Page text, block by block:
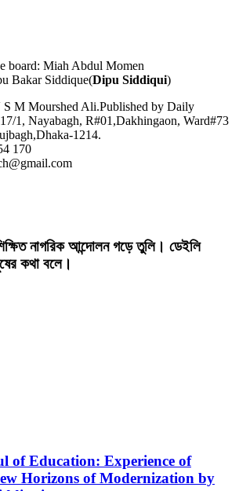
board: Miah Abdul Momen
Bakar Siddique(Dipu Siddiqui)
M Mourshed Ali.Published by Daily
1, Nayabagh, R#01,Dakhingaon, Ward#73
1214.
170
নাগরিক আন্দোলন গড়ে তুলি। ডেইলি
কথা বলে।
of Education: Experience of
Horizons of Modernization by